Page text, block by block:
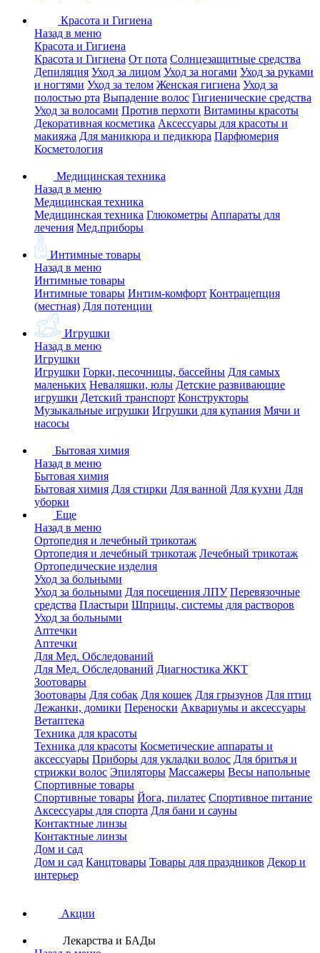
Красота и Гигиена
Назад в меню
Красота и Гигиена
Красота и Гигиена От пота Солнцезащитные средства
Депиляция Уход за лицом Уход за ногами Уход за руками
и ногтями Уход за телом Женская гигиена Уход за
полостью рта Выпадение волос Гигиенические средства
Уход за волосами Против перхоти Витамины красоты
Декоративная косметика Аксессуары для красоты и
макияжа Для маникюра и педикюра Парфюмерия
Косметология
Медицинская техника
Назад в меню
Медицинская техника
Медицинская техника Глюкометры Аппараты для
лечения Мед.приборы
Интимные товары
Назад в меню
Интимные товары
Интимные товары Интим-комфорт Контрацепция
(местная) Для потенции
Игрушки
Назад в меню
Игрушки
Игрушки Горки, песочницы, бассейны Для самых
маленьких Неваляшки, юлы Детские развивающие
игрушки Детский транспорт Конструкторы
Музыкальные игрушки Игрушки для купания Мячи и
насосы
Бытовая химия
Назад в меню
Бытовая химия
Бытовая химия Для стирки Для ванной Для кухни Для
уборки
Еще
Назад в меню
Ортопедия и лечебный трикотаж
Ортопедия и лечебный трикотаж Лечебный трикотаж
Ортопедические изделия
Уход за больными
Уход за больными Для посещения ЛПУ Перевязочные
средства Пластыри Шприцы, системы для растворов
Уход за больными
Аптечки
Аптечки
Для Мед. Обследований
Для Мед. Обследований Диагностика ЖКТ
Зоотовары
Зоотовары Для собак Для кошек Для грызунов Для птиц
Лежанки, домики Переноски Аквариумы и аксессуары
Ветаптека
Техника для красоты
Техника для красоты Косметические аппараты и
аксессуары Приборы для укладки волос Для бритья и
стрижки волос Эпиляторы Массажеры Весы напольные
Спортивные товары
Спортивные товары Йога, пилатес Спортивное питание
Аксессуары для спорта Для бани и сауны
Контактные линзы
Контактные линзы
Дом и сад
Дом и сад Канцтовары Товары для праздников Декор и
интерьер
Акции
Лекарства и БАДы